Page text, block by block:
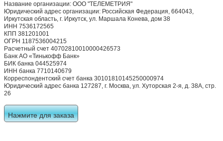
Название организации: ООО "ТЕЛЕМЕТРИЯ"
Юридический адрес организации: Российская Федерация, 664043,
Иркутская область, г. Иркутск, ул. Маршала Конева, дом 38
ИНН 7536172565
КПП 381201001
ОГРН 1187536004215
Расчетный счет 40702810010000426573
Банк АО «Тинькофф Банк»
БИК банка 044525974
ИНН банка 7710140679
Корреспондентский счет банка 30101810145250000974
Юридический адрес банка 127287, г. Москва, ул. Хуторская 2-я, д. 38А, стр.
26
Нажмите для заказа